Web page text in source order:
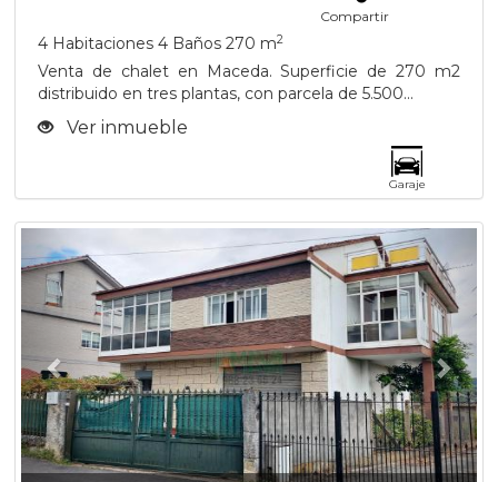
Compartir
4 Habitaciones 4 Baños 270 m2
Venta de chalet en Maceda. Superficie de 270 m2
distribuido en tres plantas, con parcela de 5.500...
Ver inmueble
Garaje
Previous